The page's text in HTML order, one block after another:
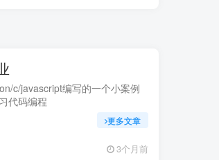
c/javascript编写的一个小案例
代码编程
更多文章
3个月前